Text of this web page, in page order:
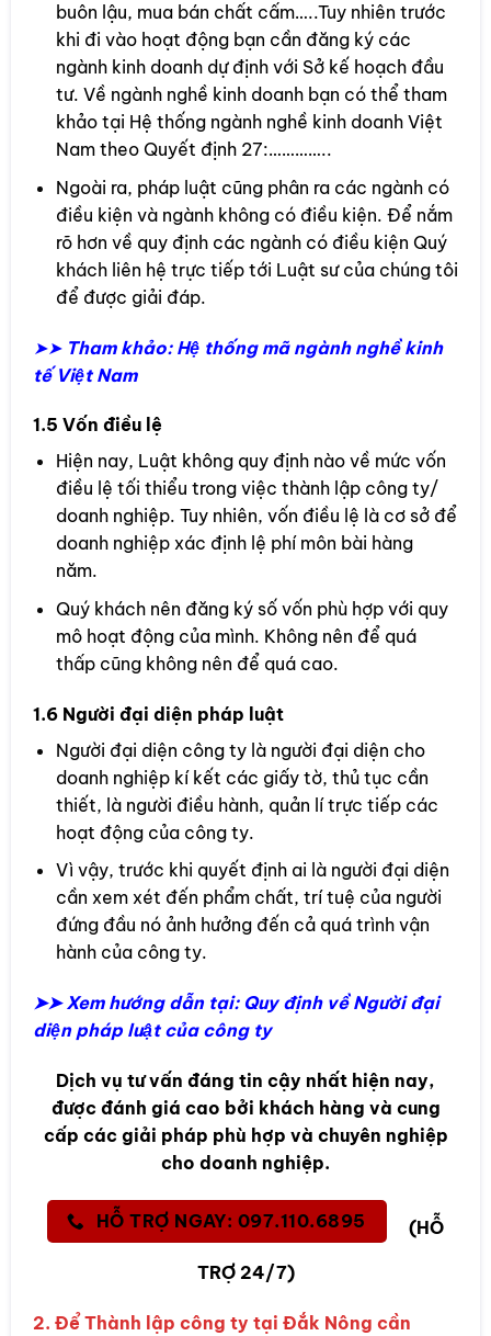
buôn lậu, mua bán chất cấm…..Tuy nhiên trước
khi đi vào hoạt động bạn cần đăng ký các
ngành kinh doanh dự định với Sở kế hoạch đầu
tư. Về ngành nghề kinh doanh bạn có thể tham
khảo tại Hệ thống ngành nghề kinh doanh Việt
Nam theo Quyết định 27:…………..
Ngoài ra, pháp luật cũng phân ra các ngành có
điều kiện và ngành không có điều kiện. Để nắm
rõ hơn về quy định các ngành có điều kiện Quý
khách liên hệ trực tiếp tới Luật sư của chúng tôi
để được giải đáp.
➤➤ Tham khảo: Hệ thống mã ngành nghề kinh
tế Việt Nam
1.5 Vốn điều lệ
Hiện nay, Luật không quy định nào về mức vốn
điều lệ tối thiểu trong việc thành lập công ty/
doanh nghiệp. Tuy nhiên, vốn điều lệ là cơ sở để
doanh nghiệp xác định lệ phí môn bài hàng
năm.
Quý khách nên đăng ký số vốn phù hợp với quy
mô hoạt động của mình. Không nên để quá
thấp cũng không nên để quá cao.
1.6 Người đại diện pháp luật
Người đại diện công ty là người đại diện cho
doanh nghiệp kí kết các giấy tờ, thủ tục cần
thiết, là người điều hành, quản lí trực tiếp các
hoạt động của công ty.
Vì vậy, trước khi quyết định ai là người đại diện
cần xem xét đến phẩm chất, trí tuệ của người
đứng đầu nó ảnh hưởng đến cả quá trình vận
hành của công ty.
➤➤ Xem hướng dẫn tại: Quy định về Người đại
diện pháp luật của công ty
Dịch vụ tư vấn đáng tin cậy nhất hiện nay,
được đánh giá cao bởi khách hàng và cung
cấp các giải pháp phù hợp và chuyên nghiệp
cho doanh nghiệp.
HỖ TRỢ NGAY: 097.110.6895 (HỖ
TRỢ 24/7)
2. Để Thành lập công ty tại Đắk Nông cần